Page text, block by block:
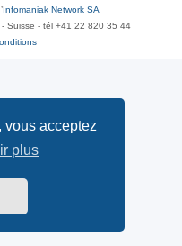
vous acceptez
plus
Infomaniak Network SA
Suisse - tél +41 22 820 35 44